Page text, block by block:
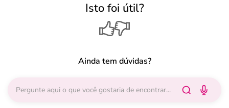
Isto foi útil?
Ainda tem dúvidas?